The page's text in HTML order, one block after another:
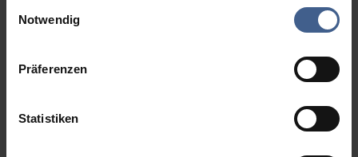
Weitere Informationen finden Sie in unseren
Notwendig
Präferenzen
Statistiken